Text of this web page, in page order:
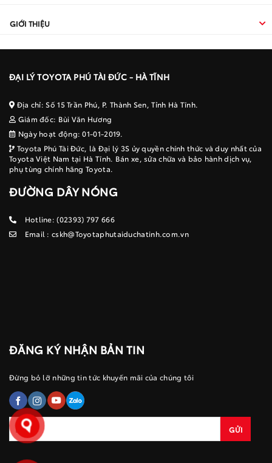
GIỚI THIỆU
ĐẠI LÝ TOYOTA PHÚ TÀI ĐỨC - HÀ TĨNH
Địa chỉ: Số 15 Trần Phú, P. Thành Sen, Tỉnh Hà Tĩnh.
Giám đốc: Bùi Văn Hương
Ngày hoạt động: 01-01-2019.
Toyota Phú Tài Đức, là Đại lý 3S ủy quyền chính thức và duy nhất của
Toyota Việt Nam tại Hà Tĩnh. Bán xe, sửa chữa và bảo hành dịch vụ,
phụ tùng chính hãng Toyota.
ĐƯỜNG DÂY NÓNG
Hotline:(02393) 797 666
Email :cskh@Toyotaphutaiduchatinh.com.vn
ĐĂNG KÝ NHẬN BẢN TIN
Đừng bỏ lỡ những tin tức khuyến mãi của chúng tôi